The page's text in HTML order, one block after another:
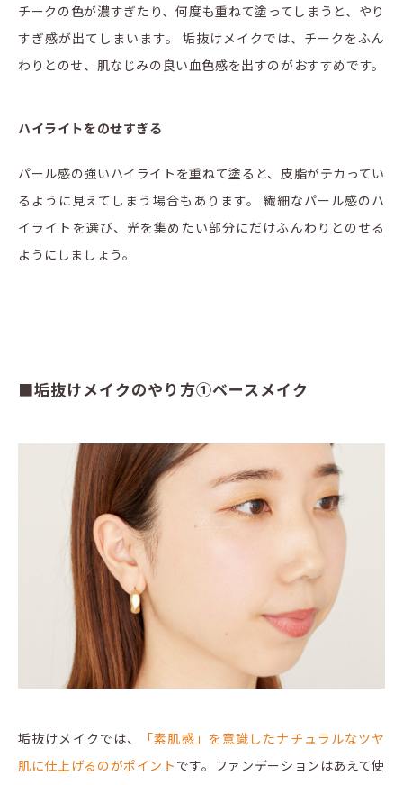
チークの色が濃すぎたり、何度も重ねて塗ってしまうと、やり
すぎ感が出てしまいます。 垢抜けメイクでは、チークをふん
わりとのせ、肌なじみの良い血色感を出すのがおすすめです。
ハイライトをのせすぎる
パール感の強いハイライトを重ねて塗ると、皮脂がテカってい
るように見えてしまう場合もあります。 繊細なパール感のハ
イライトを選び、光を集めたい部分にだけふんわりとのせる
ようにしましょう。
■垢抜けメイクのやり方①ベースメイク
垢抜けメイクでは、
「素肌感」を意識したナチュラルなツヤ
肌に仕上げるのがポイント です。ファンデーションはあえて使